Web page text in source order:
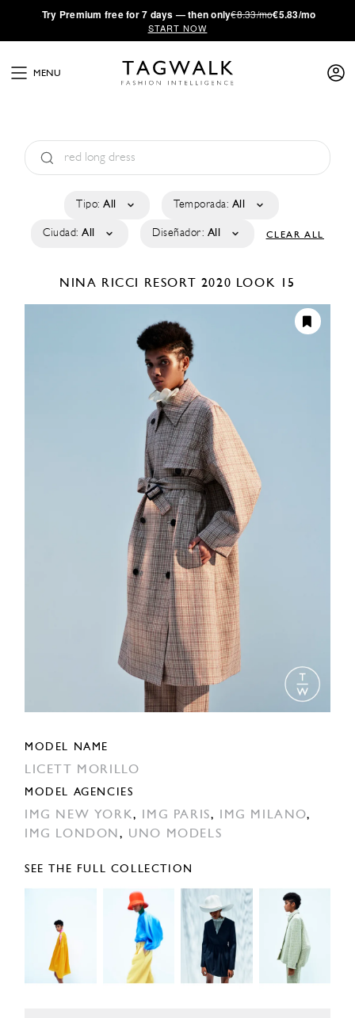
·Try Premium free for 7 days — then only€8.33/mo€5.83/mo
START NOW
MENU
Tipo: All Temporada: All
Ciudad: All Diseñador: All CLEAR ALL
NINA RICCI RESORT 2020 LOOK 15
MODEL NAME
LICETT MORILLO
MODEL AGENCIES
IMG NEW YORK, IMG PARIS, IMG MILANO,
IMG LONDON , UNO MODELS
SEE THE FULL COLLECTION